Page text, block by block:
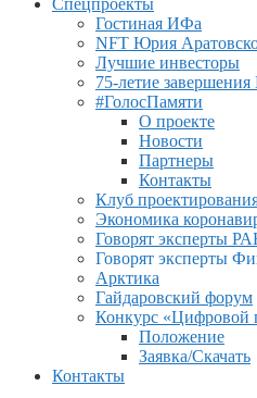
Гостиная ИФа
NFT Юрия
Лучшие инвесторы
75-летие
#ГолосПамяти
О проекте
Новости
Партнеры
Контакты
Клуб
Экономика
Говорят эксперты
Говорят эксперты
Арктика
Гайдаровский форум
Конкурс «Цифровой
Положение
Заявка/Скачать
Контакты